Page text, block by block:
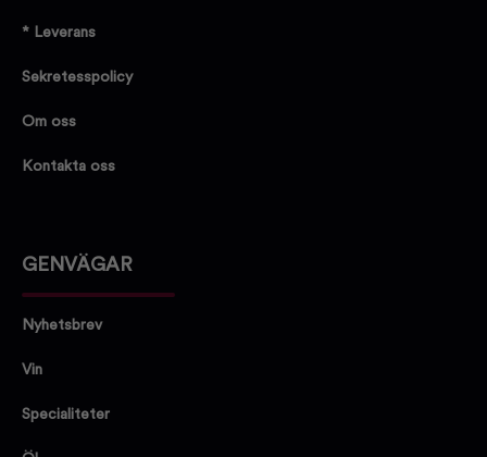
* Leverans
Sekretesspolicy
Om oss
Kontakta oss
GENVÄGAR
Nyhetsbrev
Vin
Specialiteter